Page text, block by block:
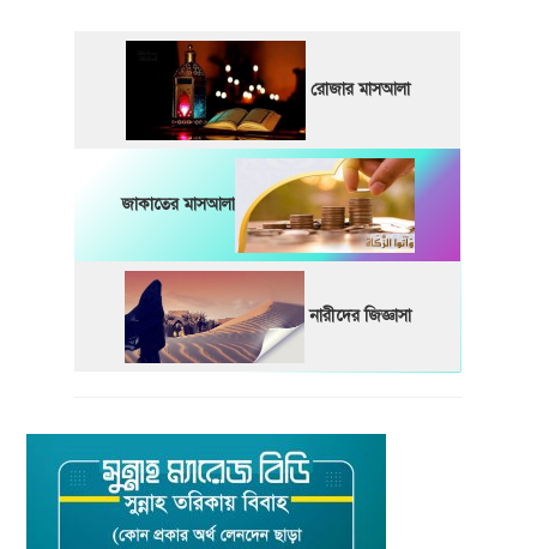
রোজার মাসআলা
জাকাতের মাসআলা
নারীদের জিজ্ঞাসা